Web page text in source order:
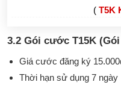
(T5K
3.2 Gói cước T15K (
Giá cước đăng ký
Thời hạn sử dụng 7 ngày